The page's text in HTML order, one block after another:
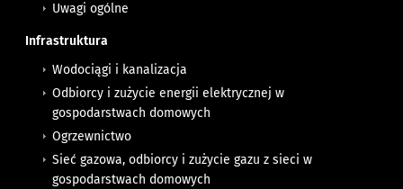
Uwagi ogólne
Infrastruktura
Wodociągi i kanalizacja
Odbiorcy i zużycie energii elektrycznej w
gospodarstwach domowych
Ogrzewnictwo
Sieć gazowa, odbiorcy i zużycie gazu z sieci w
gospodarstwach domowych